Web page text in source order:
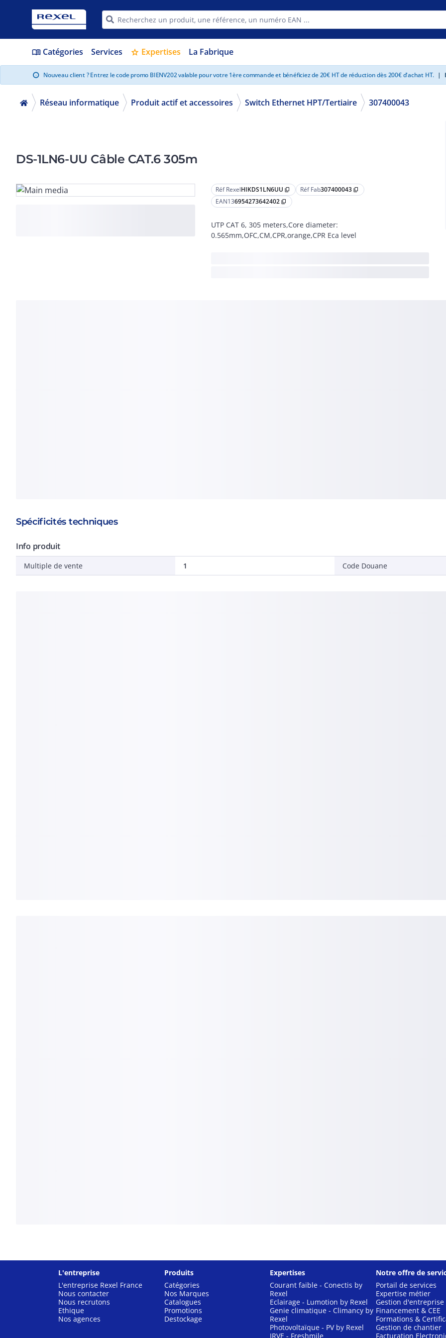
menu_book Catégories Services star Expertises La Fabrique
info Nouveau client ? Entrez le code promo BIENV202 valable pour votre 1ère commande et bénéficiez de 20€ HT de réduction dès 200€ d'achat HT. |
Réseau informatique Produit actif et accessoires Switch Ethernet HPT/Tertiaire 307400043
DS-1LN6-UU Câble CAT.6 305m
Réf RexelHIKDS1LN6UU content_copy Réf Fab307400043 content_copy
EAN136954273642402 content_copy
UTP CAT 6, 305 meters,Core diameter:
0.565mm,OFC,CM,CPR,orange,CPR Eca level
Spécificités techniques
Info produit
Multiple de vente 1 Code Douane
L'entreprise
L'entreprise Rexel France
Nous contacter
Nous recrutons
Ethique
Nos agences
Produits
Catégories
Nos Marques
Catalogues
Promotions
Destockage
Expertises
Courant faible - Conectis by
Rexel
Eclairage - Lumotion by Rexel
Genie climatique - Climancy by
Rexel
Photovoltaïque - PV by Rexel
IRVE - Freshmile
Notre offre de
Portail de services
Expertise métier
Gestion d'entreprise
Financement & CEE
Formations &
Gestion de chantier
Facturation